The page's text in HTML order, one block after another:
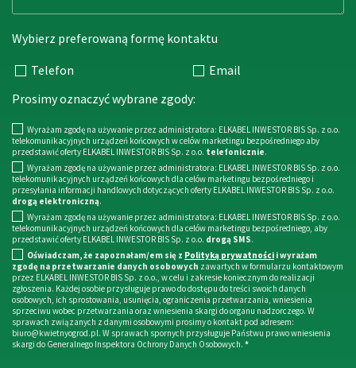
Wybierz preferowaną formę kontaktu
Telefon
Email
Prosimy oznaczyć wybrane zgody:
Wyrażam zgodę na używanie przez administratora: ELKABEL INWESTOR BIS Sp. z o.o.
telekomunikacyjnych urządzeń końcowych w celów marketingu bezpośredniego aby
przedstawić oferty ELKABEL INWESTOR BIS Sp. z o.o. telefonicznie.
Wyrażam zgodę na używanie przez administratora: ELKABEL INWESTOR BIS Sp. z o.o.
telekomunikacyjnych urządzeń końcowych dla celów marketingu bezpośredniego i
przesyłania informacji handlowych dotyczących oferty ELKABEL INWESTOR BIS Sp. z o.o.
drogą elektroniczną.
Wyrażam zgodę na używanie przez administratora: ELKABEL INWESTOR BIS Sp. z o.o.
telekomunikacyjnych urządzeń końcowych dla celów marketingu bezpośredniego, aby
przedstawić oferty ELKABEL INWESTOR BIS Sp. z o.o. drogą SMS.
Oświadczam, że zapoznałam/em się z Polityką prywatności i wyrażam
zgodę na przetwarzanie danych osobowych zawartych w formularzu kontaktowym
przez ELKABEL INWESTOR BIS Sp. z o.o., w celu i zakresie koniecznym do realizacji
zgłoszenia. Każdej osobie przysługuje prawo do dostępu do treści swoich danych
osobowych, ich sprostowania, usunięcia, ograniczenia przetwarzania, wniesienia
sprzeciwu wobec przetwarzania oraz wniesienia skargi do organu nadzorczego. W
sprawach związanych z danymi osobowymi prosimy o kontakt pod adresem:
biuro@kwietnyogrod.pl. W sprawach spornych przysługuje Państwu prawo wniesienia
skargi do Generalnego Inspektora Ochrony Danych Osobowych. *